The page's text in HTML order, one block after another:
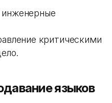
критическими
языков